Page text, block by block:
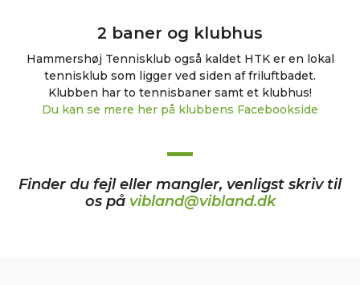
2 baner og klubhus
Hammershøj Tennisklub også kaldet HTK er en lokal
tennisklub som ligger ved siden af friluftbadet.
Klubben har to tennisbaner samt et klubhus!
Du kan se mere her på klubbens Facebookside
Finder du fejl eller mangler, venligst skriv til
os på vibland@vibland.dk